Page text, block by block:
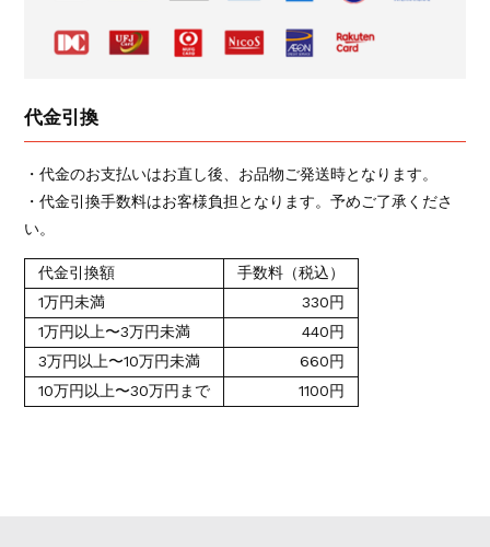
代金引換
・代金のお支払いはお直し後、お品物ご発送時となります。
・代金引換手数料はお客様負担となります。予めご了承くださ
い。
代金引換額
手数料（税込）
1万円未満
330円
1万円以上〜3万円未満
440円
3万円以上〜10万円未満
660円
10万円以上〜30万円まで
1100円